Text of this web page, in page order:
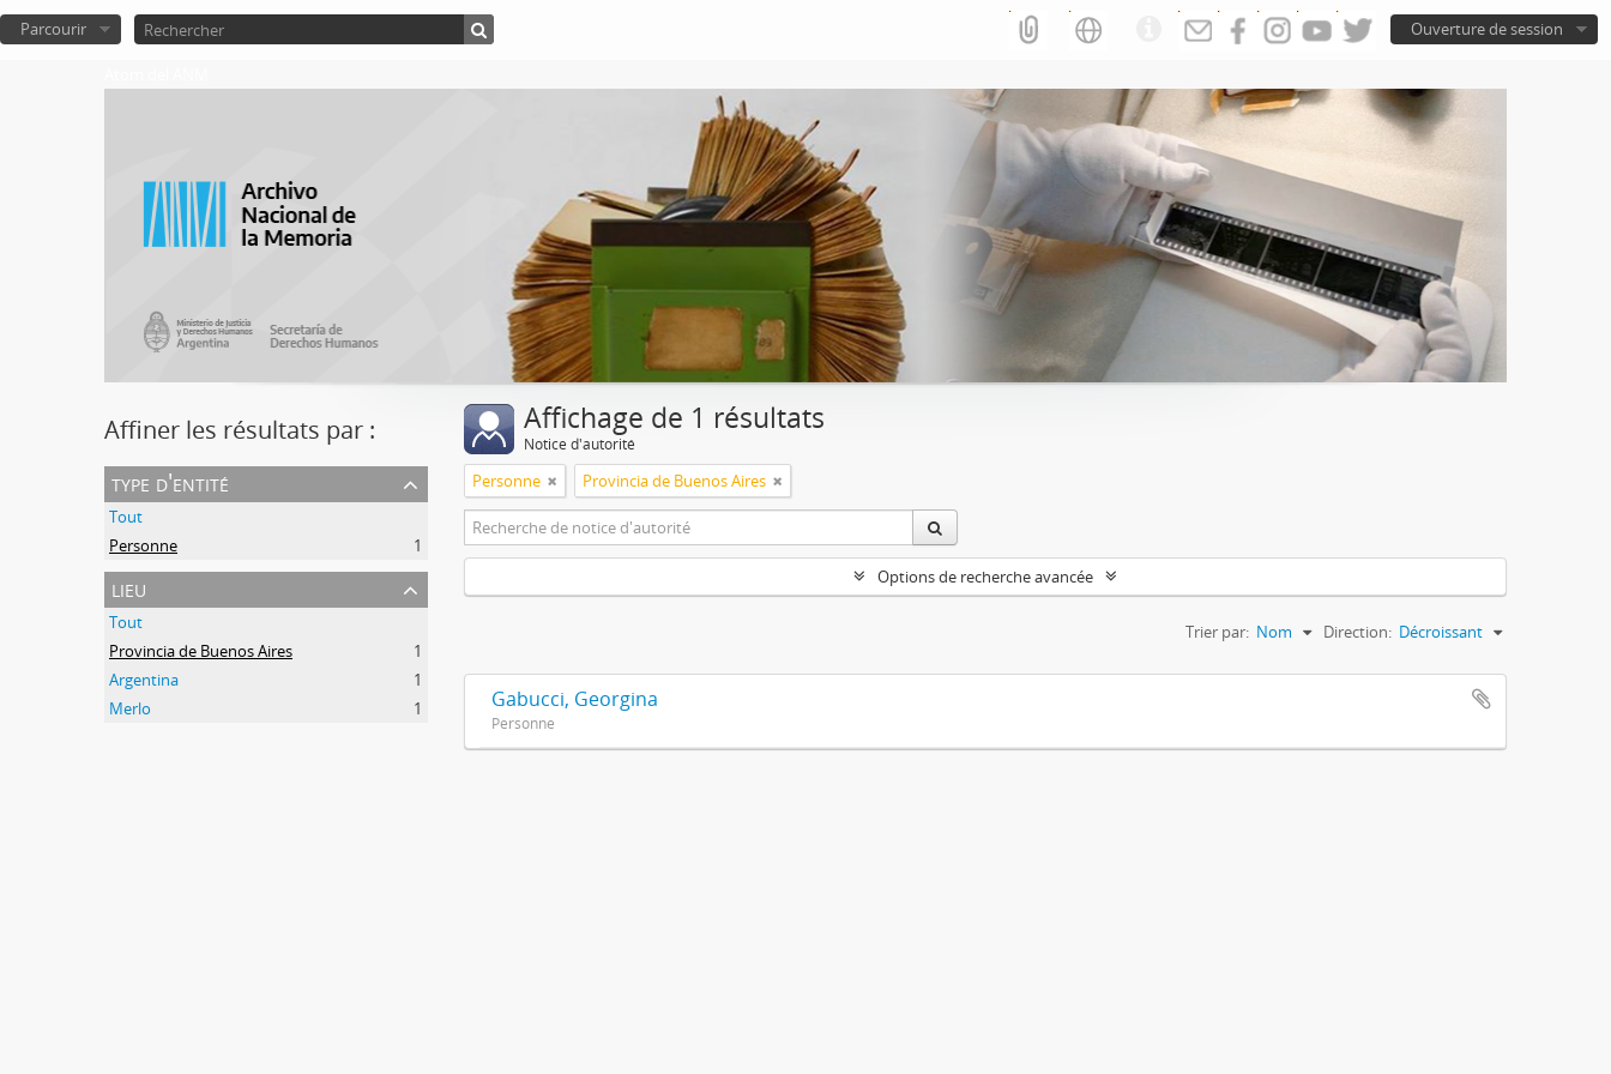
Ouverture de session
Parcourir
Affiner les résultats par :
type d'entité
Tout
Personne
1
lieu
Tout
Provincia de Buenos Aires
1
Argentina
1
Merlo
1
Affichage de 1 résultats
Notice d'autorité
Personne Provincia de Buenos Aires
Options de recherche avancée
Trier par: Nom Direction: Décroissant
Gabucci, Georgina
Personne